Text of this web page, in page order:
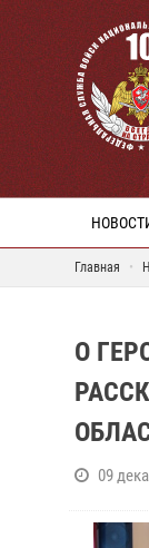
Главная
О
09